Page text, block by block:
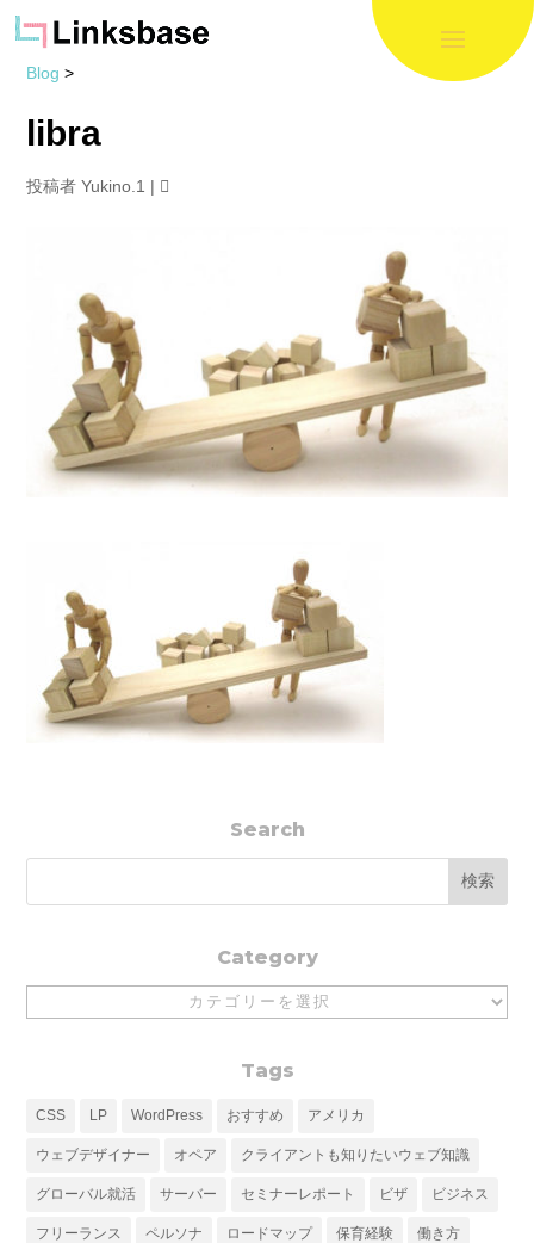
Blog >
libra
投稿者Yukino.1 |
Search
Category
Tags
CSS LP WordPress おすすめ アメリカ
ウェブデザイナー オペア クライアントも知りたいウェブ知識
グローバル就活 サーバー セミナーレポート ビザ ビジネス
フリーランス ペルソナ ロードマップ 保育経験 働き方